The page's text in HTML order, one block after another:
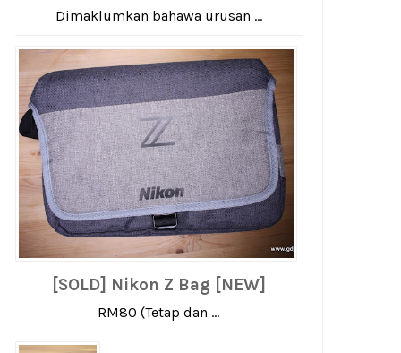
Dimaklumkan bahawa urusan ...
[SOLD] Nikon Z Bag [NEW]
RM80 (Tetap dan ...